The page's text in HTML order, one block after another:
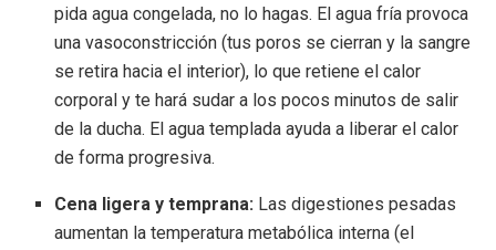
pida agua congelada, no lo hagas. El agua fría provoca
una vasoconstricción (tus poros se cierran y la sangre
se retira hacia el interior), lo que retiene el calor
corporal y te hará sudar a los pocos minutos de salir
de la ducha. El agua templada ayuda a liberar el calor
de forma progresiva.
Cena ligera y temprana: Las digestiones pesadas
aumentan la temperatura metabólica interna (el